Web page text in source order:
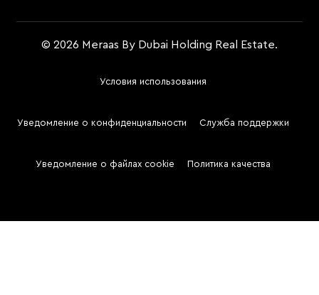
© 2026 Meraas By Dubai Holding Real Estate.
Two
Условия использования
Уведомление о конфиденциальности Служба поддержки
Уведомление о файлах cookie Политика качества